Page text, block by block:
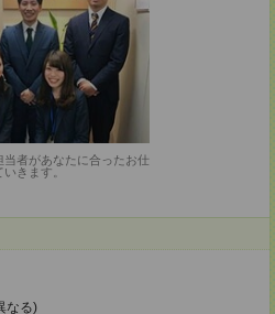
当者があなたに合ったお仕
きます。
なる)